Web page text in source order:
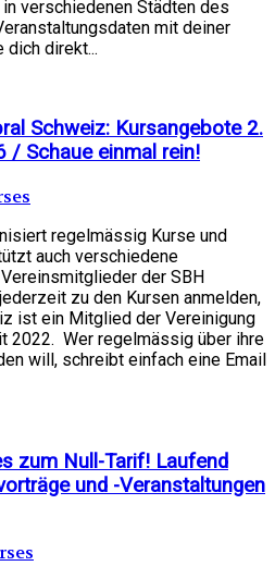
verschiedenen Städten des
mit deiner
dich direkt...
Schweiz: Kursangebote 2.
/ Schaue einmal rein!
regelmässig Kurse und
auch verschiedene
der SBH
zu den Kursen anmelden,
ist ein Mitglied der Vereinigung
2022. Wer regelmässig über ihre
will, schreibt einfach eine Email
zum Null-Tarif! Laufend
und -Veranstaltungen